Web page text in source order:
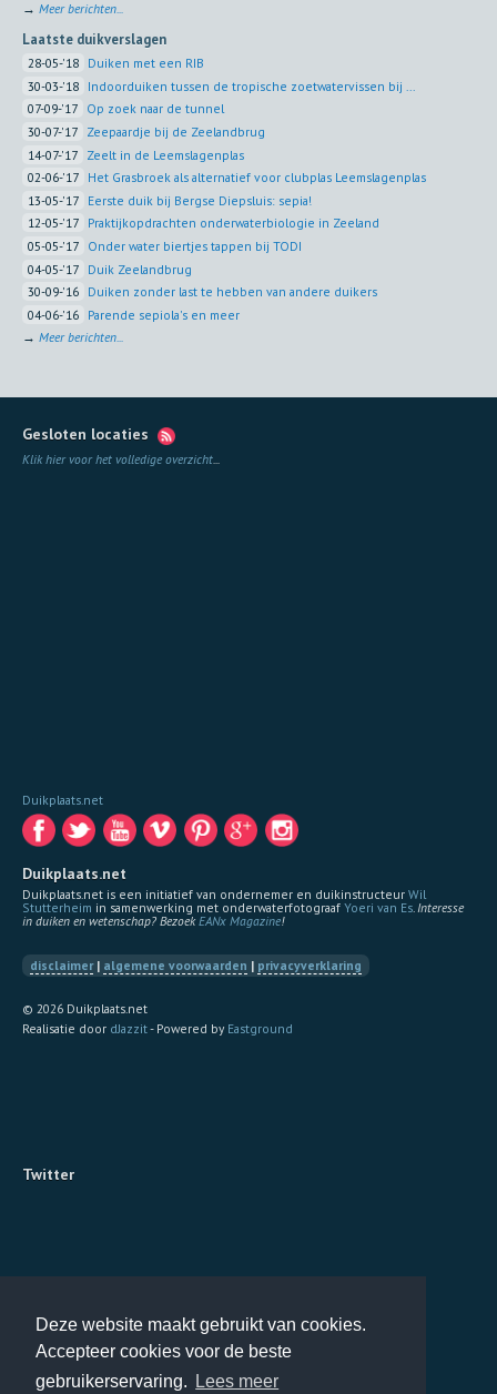
Deze website maakt gebruikt van cookies.
Accepteer cookies voor de beste
gebruikerservaring.
Lees meer
→ Meer berichten...
Laatste duikverslagen
28-05-'18 Duiken met een RIB
30-03-'18 Indoorduiken tussen de tropische zoetwatervissen bij ...
07-09-'17 Op zoek naar de tunnel
30-07-'17 Zeepaardje bij de Zeelandbrug
14-07-'17 Zeelt in de Leemslagenplas
02-06-'17 Het Grasbroek als alternatief voor clubplas Leemslagenplas
13-05-'17 Eerste duik bij Bergse Diepsluis: sepia!
12-05-'17 Praktijkopdrachten onderwaterbiologie in Zeeland
05-05-'17 Onder water biertjes tappen bij TODI
04-05-'17 Duik Zeelandbrug
30-09-'16 Duiken zonder last te hebben van andere duikers
04-06-'16 Parende sepiola's en meer
→ Meer berichten...
Gesloten locaties
Klik hier voor het volledige overzicht
Duikplaats.net
Duikplaats.net
Duikplaats.net is een initiatief van ondernemer en duikinstructeur Wil
Stutterheim in samenwerking met onderwaterfotograaf Yoeri van Es.Interesse
in duiken en wetenschap? BezoekEANx Magazine!
disclaimer| algemene voorwaarden | privacyverklaring
© 2026 Duikplaats.net
Realisatie door dJazzit- Powered by Eastground
Twitter